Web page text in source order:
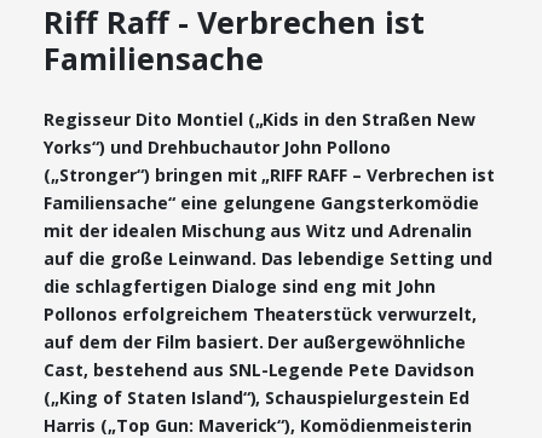
Riff Raff - Verbrechen ist
Familiensache
Regisseur Dito Montiel („Kids in den Straßen New
Yorks“) und Drehbuchautor John Pollono
(„Stronger“) bringen mit „RIFF RAFF – Verbrechen ist
Familiensache“ eine gelungene Gangsterkomödie
mit der idealen Mischung aus Witz und Adrenalin
auf die große Leinwand. Das lebendige Setting und
die schlagfertigen Dialoge sind eng mit John
Pollonos erfolgreichem Theaterstück verwurzelt,
auf dem der Film basiert. Der außergewöhnliche
Cast, bestehend aus SNL-Legende Pete Davidson
(„King of Staten Island“), Schauspielurgestein Ed
Harris („Top Gun: Maverick“), Komödienmeisterin